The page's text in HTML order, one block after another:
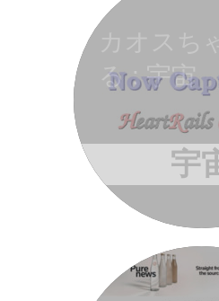
る : 宇宙
なる雑学
くれ
宇